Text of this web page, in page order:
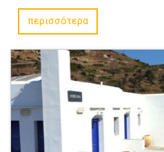
περισσότερα